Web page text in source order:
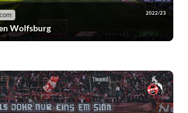
2022/23
Wolfsburg